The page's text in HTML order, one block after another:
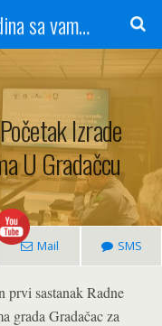
Radio Gradačac - 56 godina sa vama...
Izrade
U Gradačcu
Mail SMS
prvi sastanak Radne
grada Gradačac za